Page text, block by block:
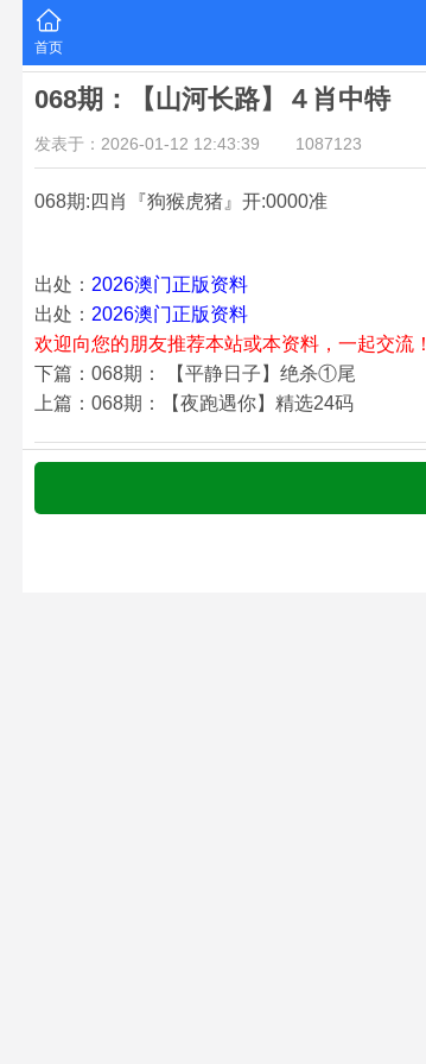
首页
068期：【山河长路】４肖中特
发表于：2026-01-12 12:43:39 1087123
068期:四肖『狗猴虎猪 』开:0000准
出处： 2026澳门正版资料
出处： 2026澳门正版资料
欢迎向您的朋友推荐本站或本资料，一起交流！
下篇：068期： 【平静日子】绝杀①尾
上篇：068期：【夜跑遇你】精选24码